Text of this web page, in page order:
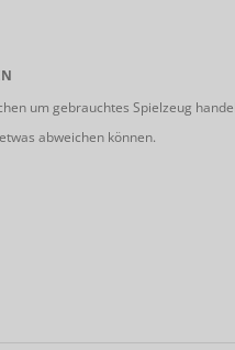
um gebrauchtes Spielzeug
abweichen können.